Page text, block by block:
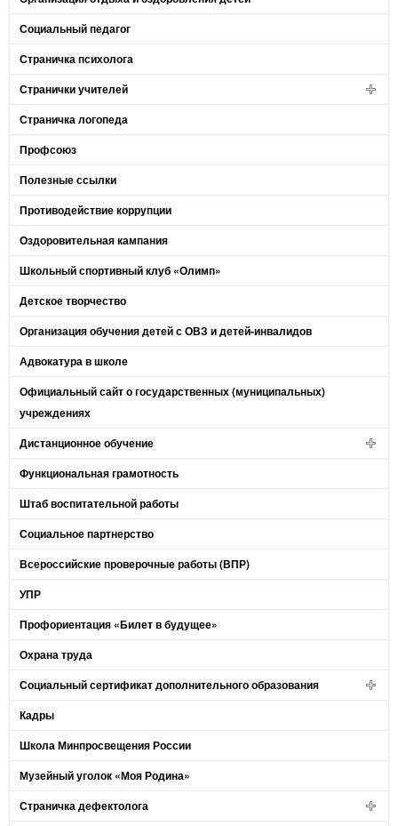
Социальный педагог
Страничка психолога
Странички учителей
Страничка логопеда
Профсоюз
Полезные ссылки
Противодействие коррупции
Оздоровительная кампания
Школьный спортивный клуб «Олимп»
Детское творчество
Организация обучения детей с ОВЗ и детей-инвалидов
Адвокатура в школе
Официальный сайт о государственных (муниципальных)
учреждениях
Дистанционное обучение
Функциональная грамотность
Штаб воспитательной работы
Социальное партнерство
Всероссийские проверочные работы (ВПР)
УПР
Профориентация «Билет в будущее»
Охрана труда
Социальный сертификат дополнительного образования
Кадры
Школа Минпросвещения России
Музейный уголок «Моя Родина»
Страничка дефектолога